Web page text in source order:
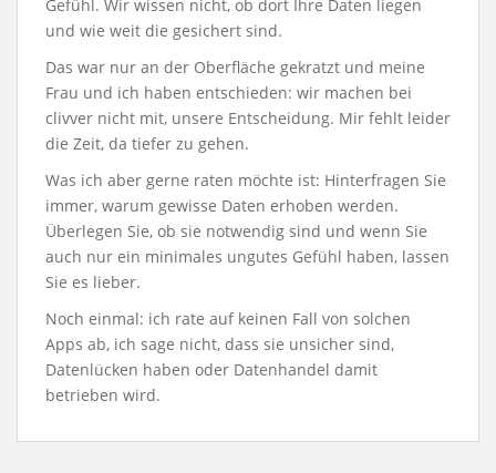
Gefühl. Wir wissen nicht, ob dort Ihre Daten liegen
und wie weit die gesichert sind.
Das war nur an der Oberfläche gekratzt und meine
Frau und ich haben entschieden: wir machen bei
clivver nicht mit, unsere Entscheidung. Mir fehlt leider
die Zeit, da tiefer zu gehen.
Was ich aber gerne raten möchte ist: Hinterfragen Sie
immer, warum gewisse Daten erhoben werden.
Überlegen Sie, ob sie notwendig sind und wenn Sie
auch nur ein minimales ungutes Gefühl haben, lassen
Sie es lieber.
Noch einmal: ich rate auf keinen Fall von solchen
Apps ab, ich sage nicht, dass sie unsicher sind,
Datenlücken haben oder Datenhandel damit
betrieben wird.